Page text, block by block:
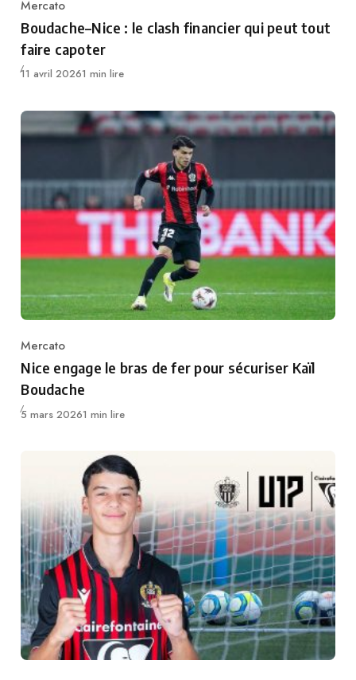
Category
Mercato
Boudache–Nice : le clash financier qui peut tout
faire capoter
Publié
11 avril 20261 min lire
Category
Mercato
Nice engage le bras de fer pour sécuriser Kaïl
Boudache
Publié
5 mars 20261 min lire